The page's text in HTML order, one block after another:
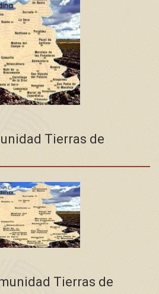
Tierras de
Tierras de